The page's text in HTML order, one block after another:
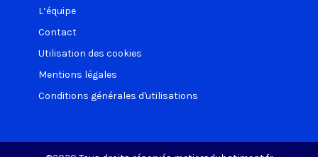
L’équipe
Contact
Utilisation des cookies
Mentions légales
Conditions générales d'utilisations